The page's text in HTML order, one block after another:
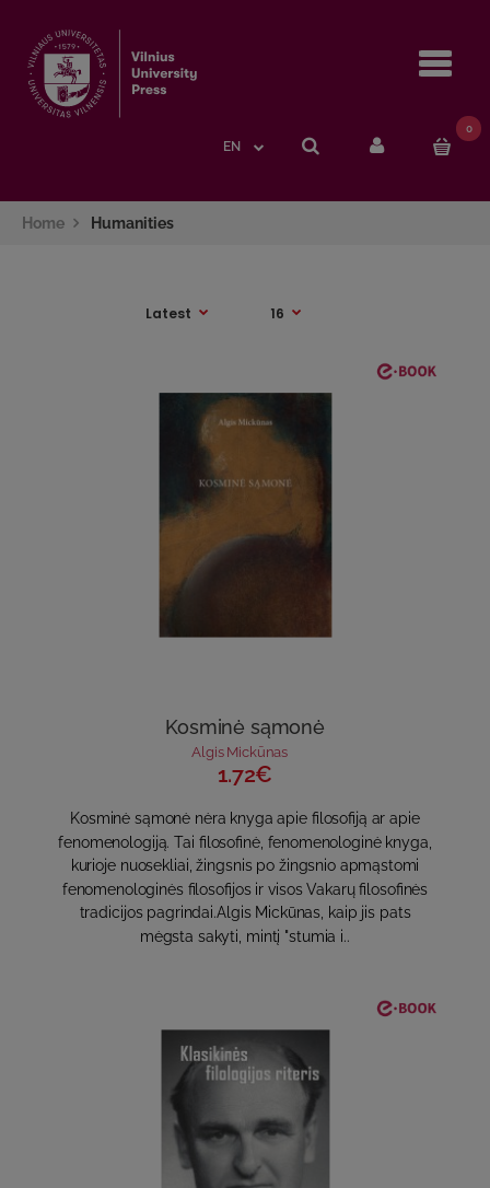
EN
0
Home Humanities
Kosminė sąmonė
Algis Mickūnas
1.72€
Kosminė sąmonė nėra knyga apie filosofiją ar apie
fenomenologiją. Tai filosofinė, fenomenologinė knyga,
kurioje nuosekliai, žingsnis po žingsnio apmąstomi
fenomenologinės filosofijos ir visos Vakarų filosofinės
tradicijos pagrindai.Algis Mickūnas, kaip jis pats
mėgsta sakyti, mintį "stumia i..